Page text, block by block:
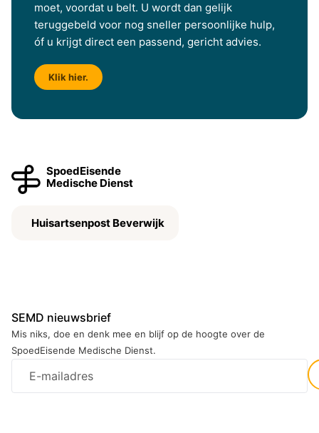
moet, voordat u belt. U wordt dan gelijk
teruggebeld voor nog sneller persoonlijke hulp,
óf u krijgt direct een passend, gericht advies.
Klik hier.
SpoedEisende
Medische Dienst
Huisartsenpost Beverwijk
SEMD nieuwsbrief
Mis niks, doe en denk mee en blijf op de hoogte over de
SpoedEisende Medische Dienst.